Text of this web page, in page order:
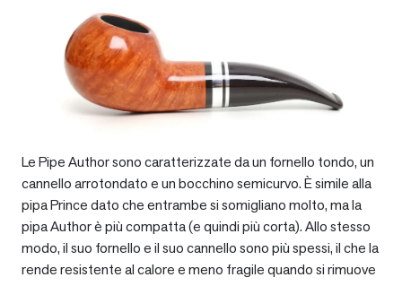
Le Pipe Author sono caratterizzate da un fornello tondo, un
cannello arrotondato e un bocchino semicurvo. È simile alla
pipa Prince dato che entrambe si somigliano molto, ma la
pipa Author è più compatta (e quindi più corta). Allo stesso
modo, il suo fornello e il suo cannello sono più spessi, il che la
rende resistente al calore e meno fragile quando si rimuove